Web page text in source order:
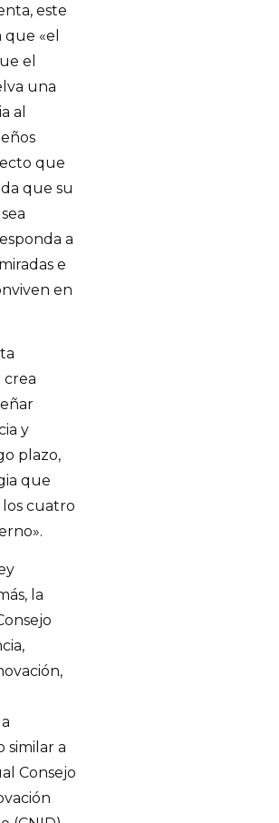
este
que «el
el
una
al
que
que su
a
e
en
crea
y
plazo,
que
los cuatro
la
similar a
Consejo